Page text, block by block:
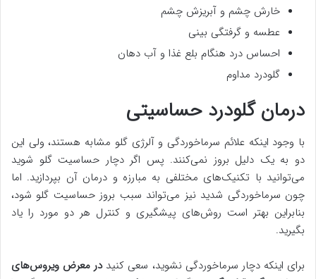
خارش چشم و آبریزش چشم
عطسه و گرفتگی بینی
احساس درد هنگام بلع غذا و آب دهان
گلودرد مداوم
درمان گلودرد حساسیتی
با وجود اینکه علائم سرماخوردگی و آلرژی گلو مشابه هستند، ولی این
دو به یک دلیل بروز نمی‌کنند. پس اگر دچار حساسیت گلو شوید
می‌توانید با تکنیک‌های مختلفی به مبارزه و درمان آن بپردازید. اما
چون سرماخوردگی شدید نیز می‌تواند سبب بروز حساسیت گلو شود،
بنابراین بهتر است روش‌های پیشگیری و کنترل هر دو مورد را یاد
بگیرید.
برای اینکه دچار سرماخوردگی نشوید، سعی کنیددر معرض ویروس‌های